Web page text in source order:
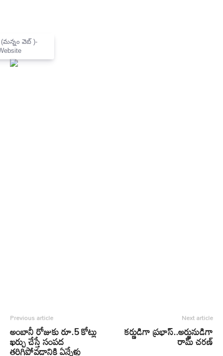
Previous article
అంబానీ రోజుకు రూ.5 కోట్లు
ఖర్చు చేస్తే సంపద
తరిగిపోవడానికి ఏన్నేళ్లు
Next article
కర్ణుడిగా ప్రభాస్..అర్జునుడిగా
రామ్ చరణ్
×
Mannam Web (మన్నం వెబ్ )-